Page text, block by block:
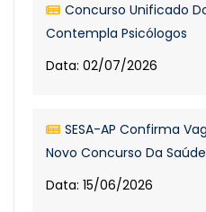
Concurso Unificado
Contempla Psicólogos
Data: 02/07/2026
SESA-AP Confirma
Novo Concurso Da Saúde
Data: 15/06/2026